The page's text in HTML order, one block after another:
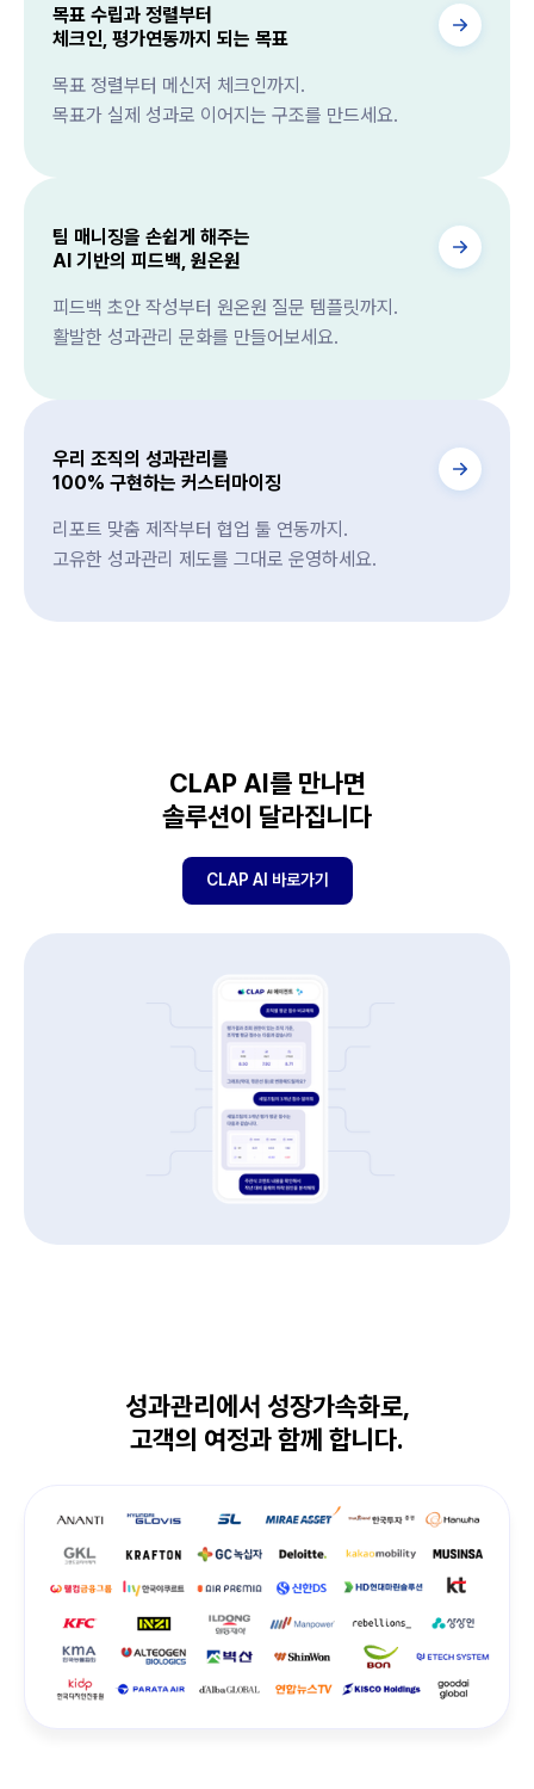
목표 수립과 정렬부터
체크인, 평가연동까지 되는 목표
목표 정렬부터 메신저 체크인까지.
목표가 실제 성과로 이어지는 구조를 만드세요.
팀 매니징을 손쉽게 해주는
AI 기반의 피드백, 원온원
피드백 초안 작성부터 원온원 질문 템플릿까지.
활발한 성과관리 문화를 만들어보세요.
우리 조직의 성과관리를
100% 구현하는 커스터마이징
리포트 맞춤 제작부터 협업 툴 연동까지.
고유한 성과관리 제도를 그대로 운영하세요.
CLAP AI를 만나면
솔루션이 달라집니다
CLAP AI 바로가기
성과관리에서 성장가속화로,
고객의 여정과 함께 합니다.